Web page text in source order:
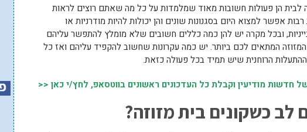
לבית הן פעולות חשובות מאוד שמלמדות על כל מה שאתם רוצים לראות
אפשר למצוא היום בסגנונות שונים והן יכולות להיות מודרניות או
ובכל מקרה יש להן כמה כללים חשובים שלא מומלץ להתפשר עליהם
המתאים לכם ביותר. יש כמה עקרונות שחשוב להקפיד עליהם ואז כל
ההתעלות הרוחנית שיש תמיד בכל פעולה כזאת.
מודיעין וקבלת כל העדכונים ראשונים בווטסאפ, לחץ/י כאן <<
כשקונים בית מזוזה?